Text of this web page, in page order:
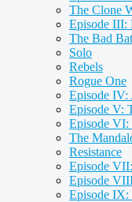
The Clone
Episode III:
The Bad
Solo
Rebels
Rogue One
Episode
Episode V:
Episode VI:
The
Resistance
Episode
Episode
Episode IX: